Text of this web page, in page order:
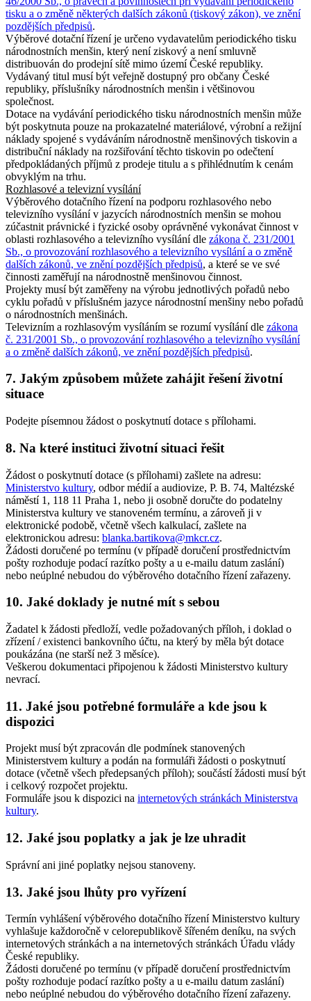
tisku a o změně některých dalších zákonů (tiskový zákon), ve znění
pozdějších předpisů.
Výběrové dotační řízení je určeno vydavatelům periodického tisku
národnostních menšin, který není ziskový a není smluvně
distribuován do prodejní sítě mimo území České republiky.
Vydávaný titul musí být veřejně dostupný pro občany České
republiky, příslušníky národnostních menšin i většinovou
společnost.
Dotace na vydávání periodického tisku národnostních menšin může
být poskytnuta pouze na prokazatelné materiálové, výrobní a režijní
náklady spojené s vydáváním národnostně menšinových tiskovin a
distribuční náklady na rozšiřování těchto tiskovin po odečtení
předpokládaných příjmů z prodeje titulu a s přihlédnutím k cenám
obvyklým na trhu.
Rozhlasové a televizní vysílání
Výběrového dotačního řízení na podporu rozhlasového nebo
televizního vysílání v jazycích národnostních menšin se mohou
zúčastnit právnické i fyzické osoby oprávněné vykonávat činnost v
oblasti rozhlasového a televizního vysílání dle zákona č. 231/2001
Sb., o provozování rozhlasového a televizního vysílání a o změně
dalších zákonů, ve znění pozdějších předpisů, a které se ve své
činnosti zaměřují na národnostně menšinovou činnost.
Projekty musí být zaměřeny na výrobu jednotlivých pořadů nebo
cyklu pořadů v příslušném jazyce národnostní menšiny nebo pořadů
o národnostních menšinách.
Televizním a rozhlasovým vysíláním se rozumí vysílání dle zákona
č. 231/2001 Sb., o provozování rozhlasového a televizního vysílání
a o změně dalších zákonů, ve znění pozdějších předpisů.
7. Jakým způsobem můžete zahájit řešení životní
situace
Podejte písemnou žádost o poskytnutí dotace s přílohami.
8. Na které instituci životní situaci řešit
Žádost o poskytnutí dotace (s přílohami) zašlete na adresu:
Ministerstvo kultury, odbor médií a audiovize, P. B. 74, Maltézské
náměstí 1, 118 11 Praha 1, nebo ji osobně doručte do podatelny
Ministerstva kultury ve stanoveném termínu, a zároveň ji v
elektronické podobě, včetně všech kalkulací, zašlete na
elektronickou adresu: blanka.bartikova@mkcr.cz.
Žádosti doručené po termínu (v případě doručení prostřednictvím
pošty rozhoduje podací razítko pošty a u e-mailu datum zaslání)
nebo neúplné nebudou do výběrového dotačního řízení zařazeny.
10. Jaké doklady je nutné mít s sebou
Žadatel k žádosti předloží, vedle požadovaných příloh, i doklad o
zřízení / existenci bankovního účtu, na který by měla být dotace
poukázána (ne starší než 3 měsíce).
Veškerou dokumentaci připojenou k žádosti Ministerstvo kultury
nevrací.
11. Jaké jsou potřebné formuláře a kde jsou k
dispozici
Projekt musí být zpracován dle podmínek stanovených
Ministerstvem kultury a podán na formuláři žádosti o poskytnutí
dotace (včetně všech předepsaných příloh); součástí žádosti musí být
i celkový rozpočet projektu.
Formuláře jsou k dispozici na internetových stránkách Ministerstva
kultury.
12. Jaké jsou poplatky a jak je lze uhradit
Správní ani jiné poplatky nejsou stanoveny.
13. Jaké jsou lhůty pro vyřízení
Termín vyhlášení výběrového dotačního řízení Ministerstvo kultury
vyhlašuje každoročně v celorepublikově šířeném deníku, na svých
internetových stránkách a na internetových stránkách Úřadu vlády
České republiky.
Žádosti doručené po termínu (v případě doručení prostřednictvím
pošty rozhoduje podací razítko pošty a u e-mailu datum zaslání)
nebo neúplné nebudou do výběrového dotačního řízení zařazeny.